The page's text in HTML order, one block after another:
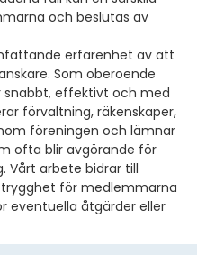
och beslutas av
erfarenhet av att
Som oberoende
snabbt, effektivt och med
förvaltning, räkenskaper,
föreningen och lämnar
ofta blir avgörande för
Vårt arbete bidrar till
för medlemmarna
eventuella åtgärder eller